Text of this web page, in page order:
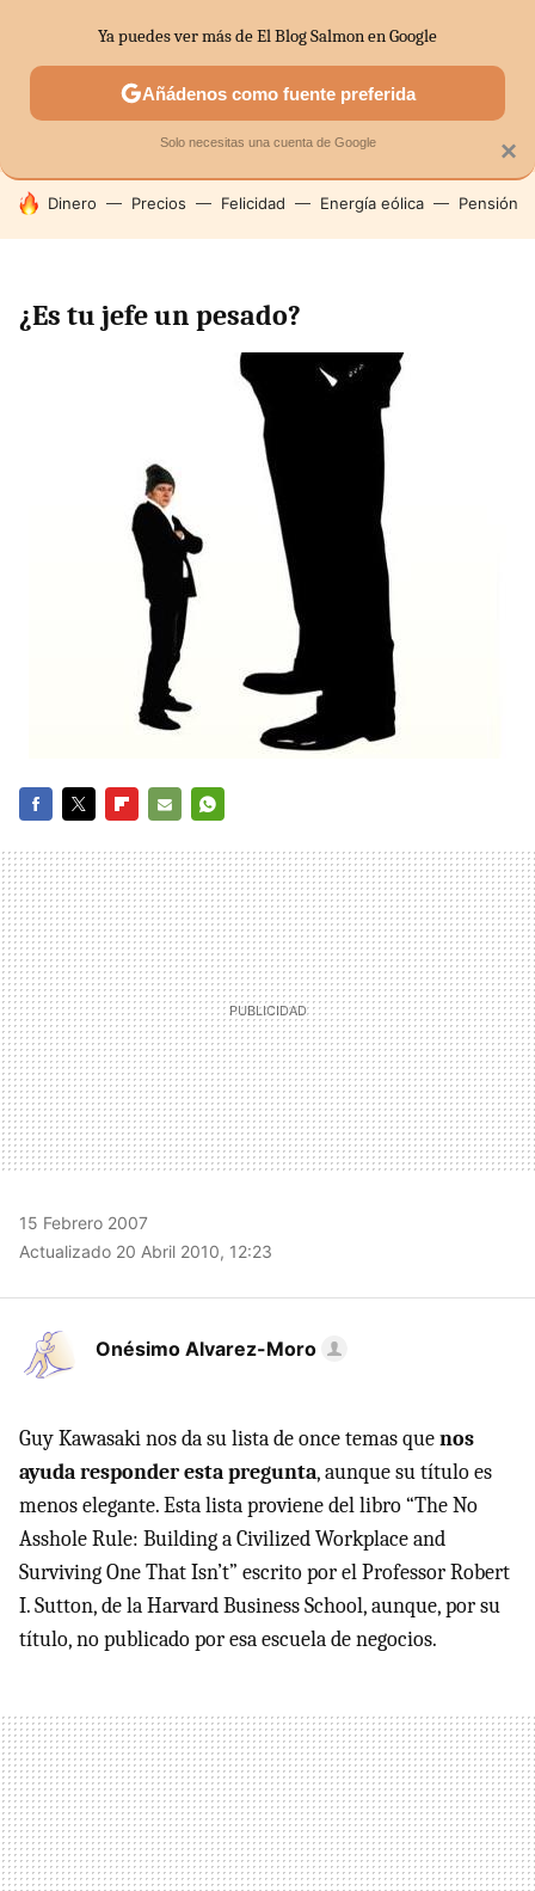
SECTORES ECONOMÍA DOMÉSTICA MERCADOS
HOY SE HABLA DE
Dinero Precios Felicidad Energía eólica Pensión
¿Es tu jefe un pesado?
MAIL
15 Febrero 2007
Actualizado 20 Abril 2010, 12:23
Onésimo Alvarez-Moro
Guy Kawasaki nos da su lista de once temas quenos
ayuda responder esta pregunta, aunque su título es
menos elegante. Esta lista proviene del libro “The No
Asshole Rule: Building a Civilized Workplace and
Surviving One That Isn’t” escrito por el Professor Robert
I. Sutton, de la Harvard Business School, aunque, por su
título, no publicado por esa escuela de negocios.
×
Ya puedes ver más de El Blog Salmon en Google
Añádenos como fuente preferida
Solo necesitas una cuenta de Google